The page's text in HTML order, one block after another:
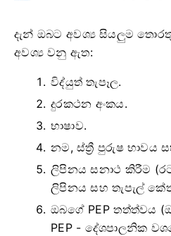
දැන් ඔබට අවශ්‍ය සියලුම
අවශ්‍ය වනු ඇත:
විද්යුත් තැපෑල.
දුරකථන අංකය.
භාෂාව.
නම, ස්ත්‍රී පුරුෂ භාවය
ලිපිනය සනාථ කිරීම
ලිපිනය සහ තැපැල්
ඔබගේ PEP තත්ත්වය
PEP - දේශපාලනික